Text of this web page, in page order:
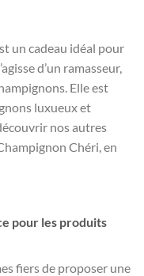
un cadeau idéal pour
d’un ramasseur,
Elle est
luxueux et
nos autres
Chéri, en
pour les produits
fiers de proposer une